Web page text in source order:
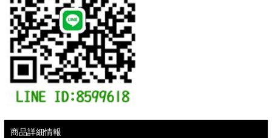
商品詳細情報